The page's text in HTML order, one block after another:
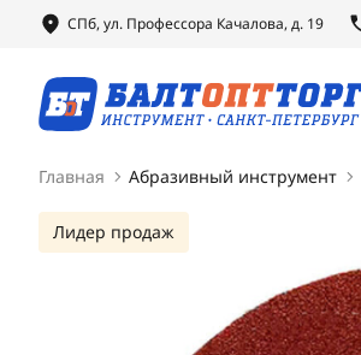
СПб, ул. Профессора Качалова, д. 19
Главная Абразивный инструмент
Лидер продаж